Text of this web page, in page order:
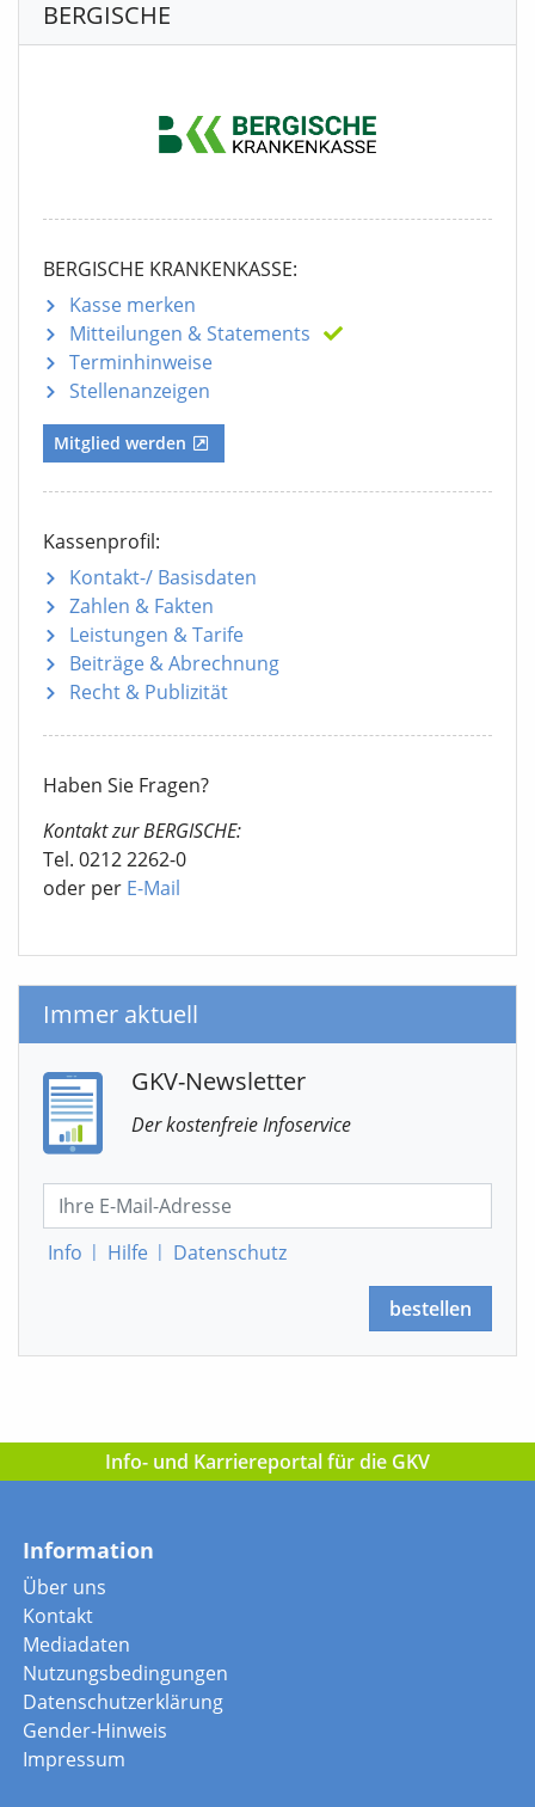
BERGISCHE
BERGISCHE KRANKENKASSE:
Kasse merken
Mitteilungen & Statements
Terminhinweise
Stellenanzeigen
Mitglied werden
Kassenprofil:
Kontakt-/ Basisdaten
Zahlen & Fakten
Leistungen & Tarife
Beiträge & Abrechnung
Recht & Publizität
Haben Sie Fragen?
Kontakt zur BERGISCHE:
Tel. 0212 2262-0
oder per E-Mail
Immer aktuell
GKV-Newsletter
Der kostenfreie Infoservice
Info | Hilfe | Datenschutz
bestellen
Info- und Karriereportal für die GKV
Information
Über uns
Kontakt
Mediadaten
Nutzungsbedingungen
Datenschutzerklärung
Gender-Hinweis
Impressum